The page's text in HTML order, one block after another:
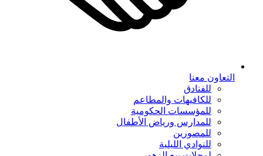
التعاون معنا
للفنادق
للكافيهات والمطاعم
للمؤسسات الحكومية
للمدارس ورياض الأطفال
للمصورين
للنوادي الليلية